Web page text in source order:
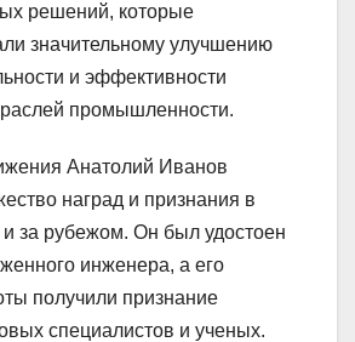
решений, которые
значительному улучшению
и эффективности
промышленности.
Анатолий Иванов
наград и признания в
и за рубежом. Он был удостоен
инженера, а его
получили признание
специалистов и ученых.